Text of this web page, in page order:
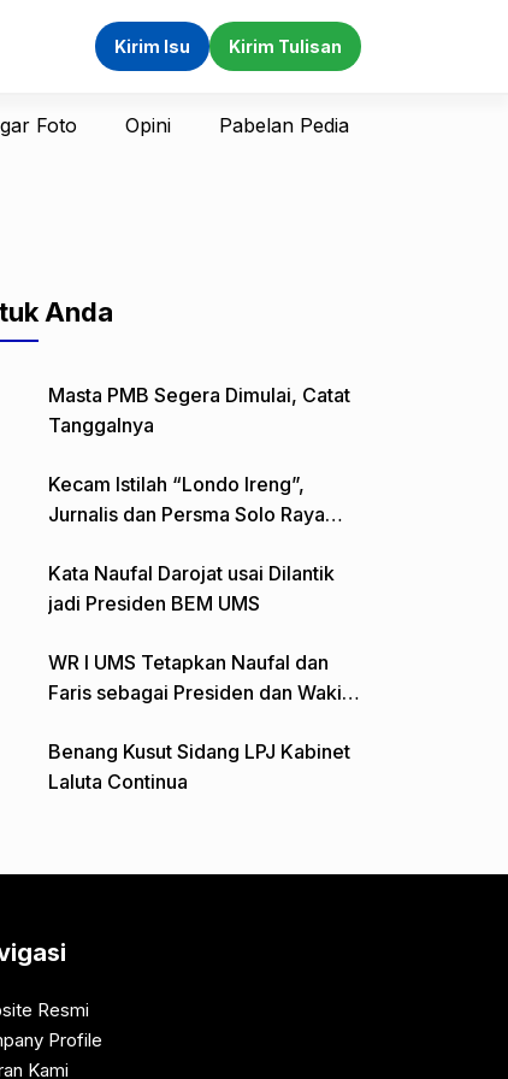
Kirim Isu Kirim Tulisan
Foto Opini Pabelan Pedia
Anda
Masta PMB Segera Dimulai, Catat
Tanggalnya
Kecam Istilah “Londo Ireng”,
Jurnalis dan Persma Solo Raya
Kata Naufal Darojat usai Dilantik
jadi Presiden BEM UMS
WR I UMS Tetapkan Naufal dan
Faris sebagai Presiden dan Wakil
Benang Kusut Sidang LPJ Kabinet
Laluta Continua
Resmi
Profile
Kami